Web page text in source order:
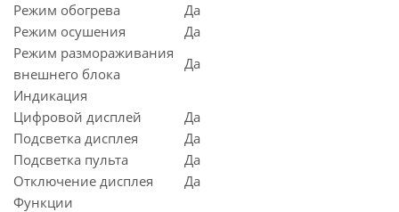
Режим обогрева
Да
Режим осушения
Да
Режим размораживания
внешнего блока
Да
Индикация
Цифровой дисплей
Да
Подсветка дисплея
Да
Подсветка пульта
Да
Отключение дисплея
Да
Функции